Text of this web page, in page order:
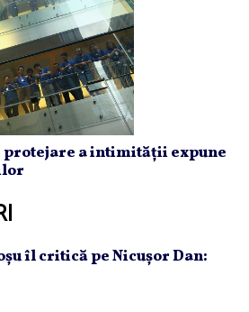
protejare a intimității expune
îl critică pe Nicuşor Dan: